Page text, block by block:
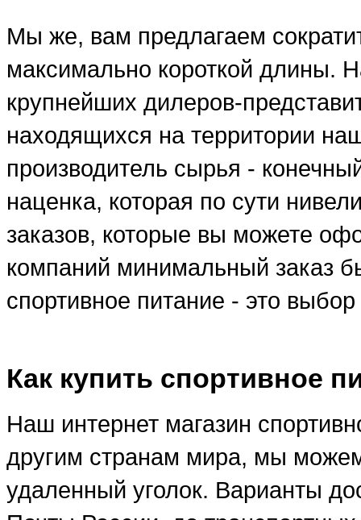
Мы же, вам предлагаем
максимально короткой длины.
крупнейших дилеров-
находящихся на территории
производитель сырья -
наценка, которая по сути
заказов, которые вы можете
компаний минимальный заказ
спортивное питание - это
Как купить спортивное
Наш интернет магазин
другим странам мира, мы
удаленный уголок. Варианты